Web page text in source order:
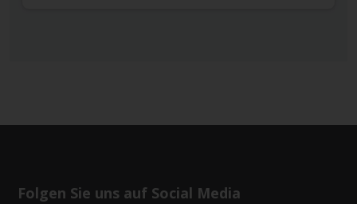
Folgen Sie uns auf Social Media